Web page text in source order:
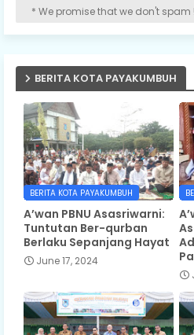
* We promise that we don't spam !
BERITA KOTA PAYAKUMBUH
BERITA KOTA PAYAKUMBUH
A’wan PBNU Asasriwarni:
Tuntutan Ber-qurban
Berlaku Sepanjang Hayat
June 17, 2024